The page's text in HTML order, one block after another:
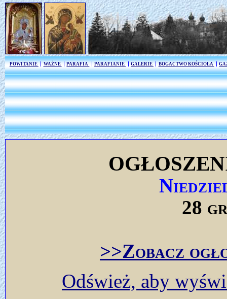
POWITANIE WAŻNE PARAFIA PARAFIANIE GALERIE BOGACTWO KOŚCIOŁA
28
>>Zobacz
Odśwież, aby